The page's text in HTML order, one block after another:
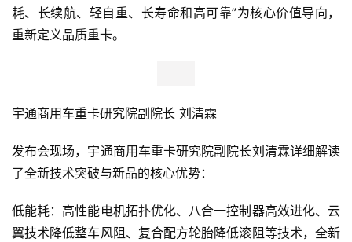
耗、长续航、轻自重、长寿命和高可靠”为核心价值导向，
重新定义品质重卡。
宇通商用车重卡研究院副院长 刘清霖
发布会现场，宇通商用车重卡研究院副院长刘清霖详细解读
了全新技术突破与新品的核心优势：
低能耗：高性能电机拓扑优化、八合一控制器高效进化、云
翼技术降低整车风阻、复合配方轮胎降低滚阻等技术，全新